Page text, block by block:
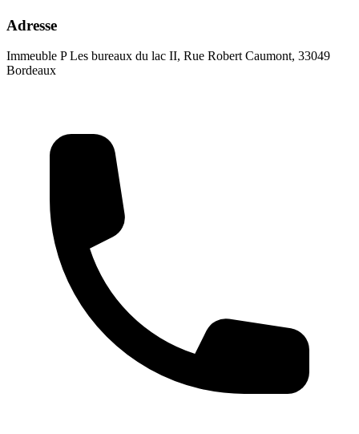
Adresse
Immeuble P Les bureaux du lac II, Rue Robert Caumont, 33049
Bordeaux